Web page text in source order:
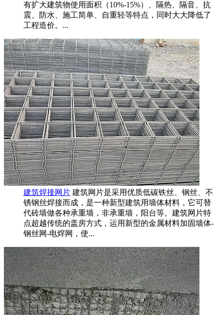
有扩大建筑物使用面积（10%-15%）、隔热、隔音、抗
震、防水、施工简单、自重轻等特点，同时大大降低了
工程造价。...
建筑焊接网片 建筑网片是采用优质低碳铁丝、钢丝、不
锈钢丝焊接而成，是一种新型建筑用墙体材料，它可替
代砖墙做各种承重墙，非承重墙，阳台等。建筑网片特
点超越传统的盖房方式，运用新型的金属材料加固墙体-
钢丝网-电焊网，使...